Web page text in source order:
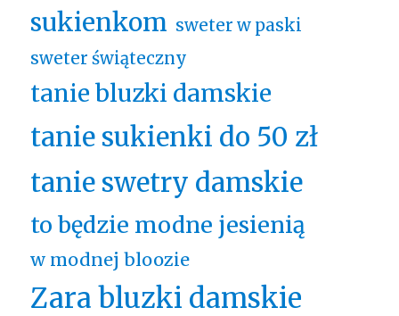
sukienkom sweter w paski
sweter świąteczny
tanie bluzki damskie
tanie sukienki do 50 zł
tanie swetry damskie
to będzie modne jesienią
w modnej bloozie
Zara bluzki damskie